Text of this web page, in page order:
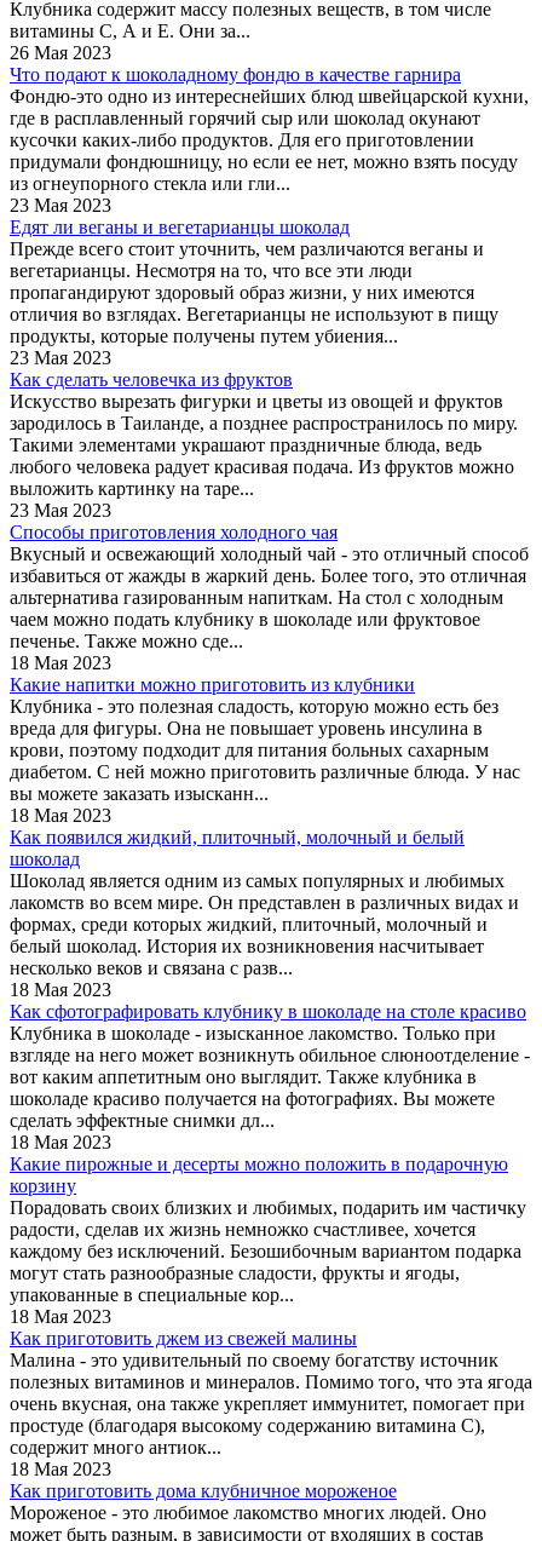
Клубника содержит массу полезных веществ, в том числе
витамины С, А и Е. Они за...
26 Мая 2023
Что подают к шоколадному фондю в качестве гарнира
Фондю-это одно из интереснейших блюд швейцарской кухни,
где в расплавленный горячий сыр или шоколад окунают
кусочки каких-либо продуктов. Для его приготовлении
придумали фондюшницу, но если ее нет, можно взять посуду
из огнеупорного стекла или гли...
23 Мая 2023
Едят ли веганы и вегетарианцы шоколад
Прежде всего стоит уточнить, чем различаются веганы и
вегетарианцы. Несмотря на то, что все эти люди
пропагандируют здоровый образ жизни, у них имеются
отличия во взглядах. Вегетарианцы не используют в пищу
продукты, которые получены путем убиения...
23 Мая 2023
Как сделать человечка из фруктов
Искусство вырезать фигурки и цветы из овощей и фруктов
зародилось в Таиланде, а позднее распространилось по миру.
Такими элементами украшают праздничные блюда, ведь
любого человека радует красивая подача. Из фруктов можно
выложить картинку на таре...
23 Мая 2023
Способы приготовления холодного чая
Вкусный и освежающий холодный чай - это отличный способ
избавиться от жажды в жаркий день. Более того, это отличная
альтернатива газированным напиткам. На стол с холодным
чаем можно подать клубнику в шоколаде или фруктовое
печенье. Также можно сде...
18 Мая 2023
Какие напитки можно приготовить из клубники
Клубника - это полезная сладость, которую можно есть без
вреда для фигуры. Она не повышает уровень инсулина в
крови, поэтому подходит для питания больных сахарным
диабетом. С ней можно приготовить различные блюда. У нас
вы можете заказать изысканн...
18 Мая 2023
Как появился жидкий, плиточный, молочный и белый
шоколад
Шоколад является одним из самых популярных и любимых
лакомств во всем мире. Он представлен в различных видах и
формах, среди которых жидкий, плиточный, молочный и
белый шоколад. История их возникновения насчитывает
несколько веков и связана с разв...
18 Мая 2023
Как сфотографировать клубнику в шоколаде на столе красиво
Клубника в шоколаде - изысканное лакомство. Только при
взгляде на него может возникнуть обильное слюноотделение -
вот каким аппетитным оно выглядит. Также клубника в
шоколаде красиво получается на фотографиях. Вы можете
сделать эффектные снимки дл...
18 Мая 2023
Какие пирожные и десерты можно положить в подарочную
корзину
Порадовать своих близких и любимых, подарить им частичку
радости, сделав их жизнь немножко счастливее, хочется
каждому без исключений. Безошибочным вариантом подарка
могут стать разнообразные сладости, фрукты и ягоды,
упакованные в специальные кор...
18 Мая 2023
Как приготовить джем из свежей малины
Малина - это удивительный по своему богатству источник
полезных витаминов и минералов. Помимо того, что эта ягода
очень вкусная, она также укрепляет иммунитет, помогает при
простуде (благодаря высокому содержанию витамина С),
содержит много антиок...
18 Мая 2023
Как приготовить дома клубничное мороженое
Мороженое - это любимое лакомство многих людей. Оно
может быть разным, в зависимости от входящих в состав